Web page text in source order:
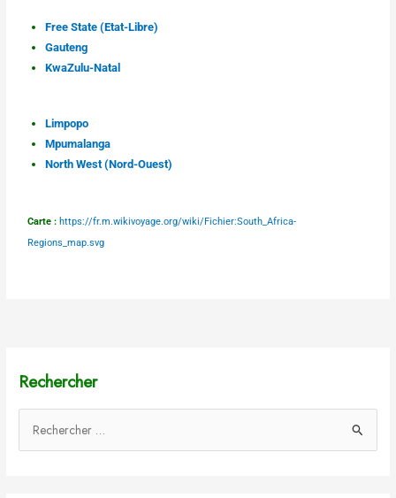
Free State (Etat-Libre)
Gauteng
KwaZulu-Natal
Limpopo
Mpumalanga
North West (Nord-Ouest)
Carte : https://fr.m.wikivoyage.org/wiki/Fichier:South_Africa-
Regions_map.svg
Rechercher
e